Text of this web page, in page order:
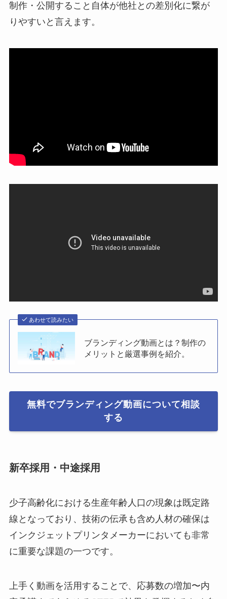
制作・公開すること自体が他社との差別化に繋が
りやすいと言えます。
あわせて読みたい
ブランディング動画とは？制作の
メリットと厳選事例を紹介。
無料でブランディング動画について相談
する
新卒採用・中途採用
少子高齢化における生産年齢人口の現象は既定路
線となっており、技術の伝承も含め人材の確保は
インクジェットプリンタメーカーにおいても非常
に重要な課題の一つです。
上手く動画を活用することで、応募数の増加〜内